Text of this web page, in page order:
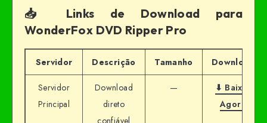
📥 Links de Download para
WonderFox DVD Ripper Pro
Servidor Descrição Tamanho Download
Servidor
Principal
Download
direto
—
⬇ Baixar
Agora